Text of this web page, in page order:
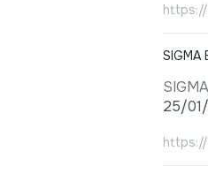
SIGMA
25/
https://